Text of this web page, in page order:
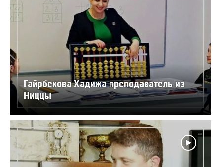
Гайрбекова Хадижа преподаватель из
Ниццы